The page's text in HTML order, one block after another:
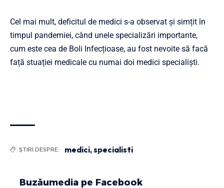
Cel mai mult, deficitul de medici s-a observat și simțit în
timpul pandemiei, când unele specializări importante,
cum este cea de Boli Infecțioase, au fost nevoite să facă
față stuației medicale cu numai doi medici specialiști.
ȘTIRI DESPRE: medici,specialisti
Buzăumedia pe Facebook